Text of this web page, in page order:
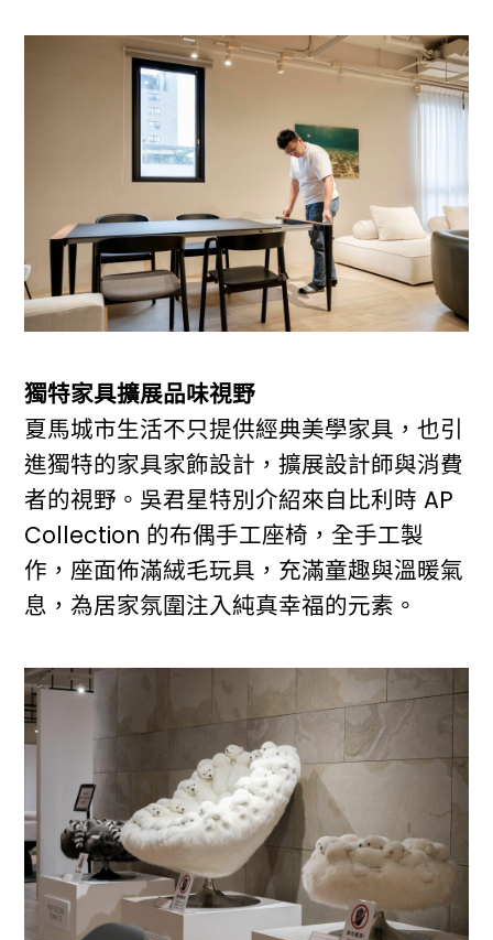
獨特家具擴展品味視野
夏馬城市生活不只提供經典美學家具，也引
進獨特的家具家飾設計，擴展設計師與消費
者的視野。吳君星特別介紹來自比利時 AP
Collection 的布偶手工座椅，全手工製
作，座面佈滿絨毛玩具，充滿童趣與溫暖氣
息，為居家氛圍注入純真幸福的元素。